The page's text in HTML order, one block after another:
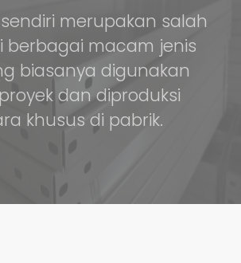
merupakan salah
berbagai macam jenis
biasanya digunakan
dan diproduksi
khusus di pabrik.